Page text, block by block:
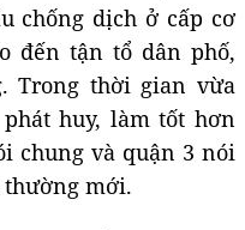
chống dịch ở cấp cơ
đến tận tổ dân phố,
Trong thời gian vừa
huy, làm tốt hơn
chung và quận 3 nói
mới.